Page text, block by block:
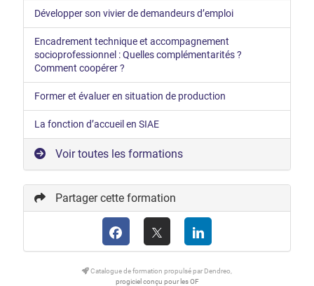
Développer son vivier de demandeurs d’emploi
Encadrement technique et accompagnement
socioprofessionnel : Quelles complémentarités ?
Comment coopérer ?
Former et évaluer en situation de production
La fonction d’accueil en SIAE
Voir toutes les formations
Partager cette formation
Catalogue de formation propulsé par Dendreo,
progiciel conçu pour les OF